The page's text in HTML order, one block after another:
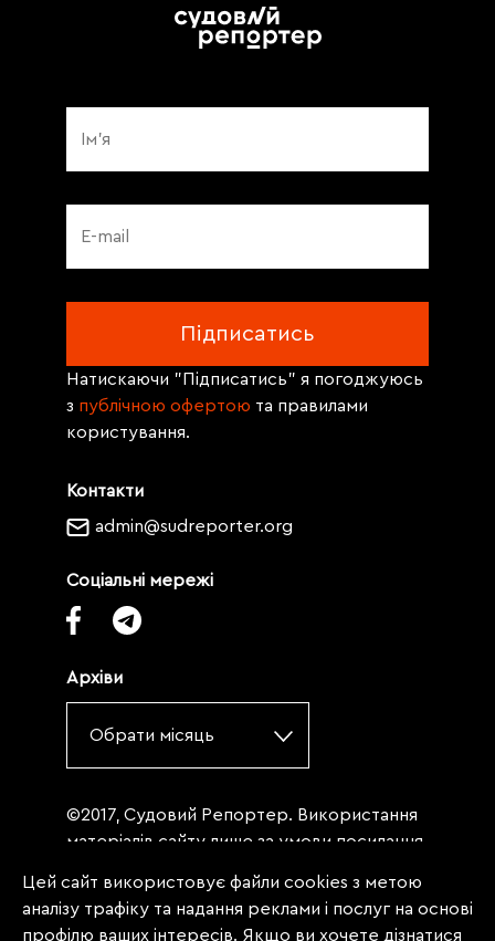
Контакти
admin@sudreporter.org
Соціальні мережі
Архіви
Обрати місяць
Натискаючи "Підписатись" я погоджуюсь
з публічною офертою та правилами
користування.
©2017, Судовий Репортер. Використання
матеріалів сайту лише за умови посилання
«Судовий репортер» не нижче третього
абзацу. Матеріали, щодо яких міститься
Цей сайт використовує файли cookies з метою
аналізу трафіку та надання реклами і послуг на основі
профілю ваших інтересів. Якщо ви хочете дізнатися